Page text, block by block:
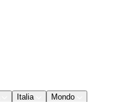
Italia
Mondo